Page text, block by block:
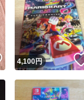
※このバッジは実績に基
スピード＆安心発
スピード発送
いいね！
4,100円